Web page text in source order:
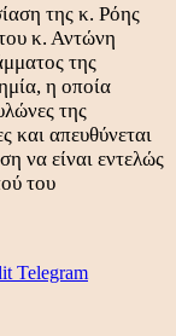
της κ. Ρόης
κ. Αντώνη
της
η οποία
της
και απευθύνεται
να είναι εντελώς
του
Telegram